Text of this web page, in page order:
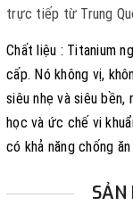
trực tiếp từ Trung
Chất liệu : Titanium
cấp. Nó không vị,
siêu nhẹ và siêu
học và ức chế vi
có khả năng chống